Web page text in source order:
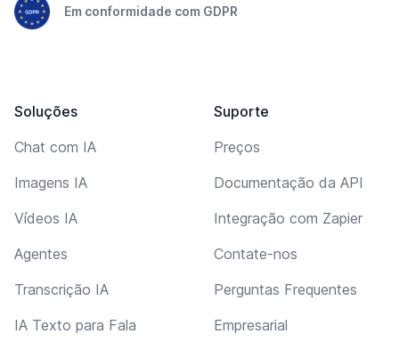
Em conformidade com GDPR
Soluções
Chat com IA
Imagens IA
Vídeos IA
Agentes
Transcrição IA
IA Texto para Fala
Suporte
Preços
Documentação da API
Integração com Zapier
Contate-nos
Perguntas Frequentes
Empresarial